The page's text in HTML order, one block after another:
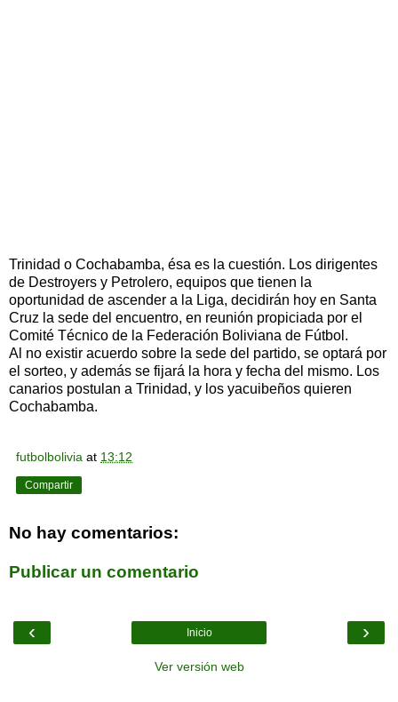
Trinidad o Cochabamba, ésa es la cuestión. Los dirigentes
de Destroyers y Petrolero, equipos que tienen la
oportunidad de ascender a la Liga, decidirán hoy en Santa
Cruz la sede del encuentro, en reunión propiciada por el
Comité Técnico de la Federación Boliviana de Fútbol.
Al no existir acuerdo sobre la sede del partido, se optará por
el sorteo, y además se fijará la hora y fecha del mismo. Los
canarios postulan a Trinidad, y los yacuibeños quieren
Cochabamba.
futbolbolivia at 13:12
Compartir
No hay comentarios:
Publicar un comentario
‹ ›
Inicio
Ver versión web